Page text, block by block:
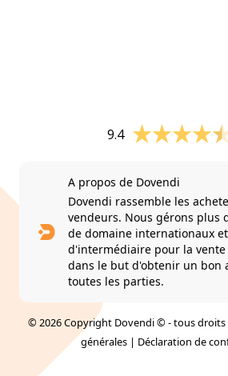
9.4
A propos de Dovendi
Dovendi rassemble les
vendeurs. Nous gérons plus
de domaine internationaux
d'intermédiaire pour la vente
dans le but d'obtenir un bon
toutes les parties.
© 2026 Copyright Dovendi © - tous droits
générales | Déclaration de